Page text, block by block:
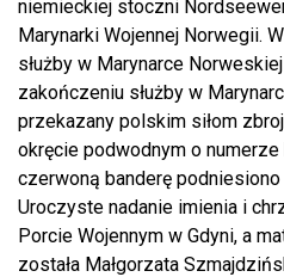
niemieckiej stoczni
Marynarki Wojennej Norwegii.
służby w Marynarce
zakończeniu służby w
przekazany polskim siłom
okręcie podwodnym o numerze
czerwoną banderę
Uroczyste nadanie imienia i
Porcie Wojennym w Gdyni, a
została Małgorzata